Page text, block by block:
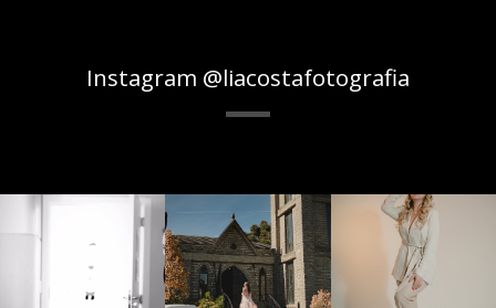
Instagram @liacostafotografia